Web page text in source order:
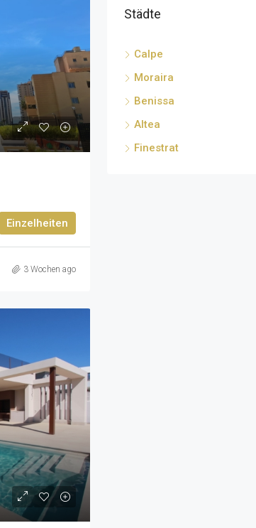
Einzelheiten
3 Wochen ago
Städte
Calpe
Moraira
Benissa
Altea
Finestrat